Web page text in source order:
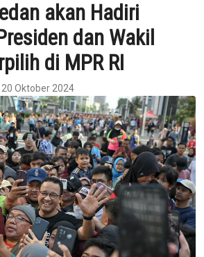
akan Hadiri
dan Wakil
di MPR RI
Oktober 2024